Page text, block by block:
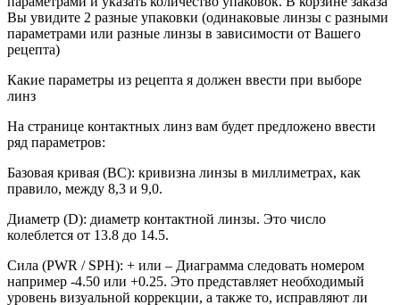
Вы увидите 2 разные упаковки (одинаковые линзы с разными
параметрами или разные линзы в зависимости от Вашего
рецепта)
Какие параметры из рецепта я должен ввести при выборе
линз
На странице контактных линз вам будет предложено ввести
ряд параметров:
Базовая кривая (BC): кривизна линзы в миллиметрах, как
правило, между 8,3 и 9,0.
Диаметр (D): диаметр контактной линзы. Это число
колеблется от 13.8 до 14.5.
Сила (PWR / SPH): + или – Диаграмма следовать номером
например -4.50 или +0.25. Это представляет необходимый
уровень визуальной коррекции, а также то, исправляют ли